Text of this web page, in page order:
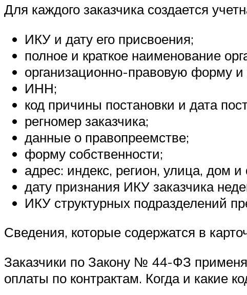
Для каждого заказчика создается
ИКУ и дату его присвоения;
полное и краткое наименование
организационно-правовую форму и
ИНН;
код причины постановки и дата
регномер заказчика;
данные о правопреемстве;
форму собственности;
адрес: индекс, регион, улица, дом
дату признания ИКУ заказчика
ИКУ структурных подразделений
Сведения, которые содержатся в
Заказчики по Закону № 44-ФЗ
оплаты по контрактам. Когда и какие